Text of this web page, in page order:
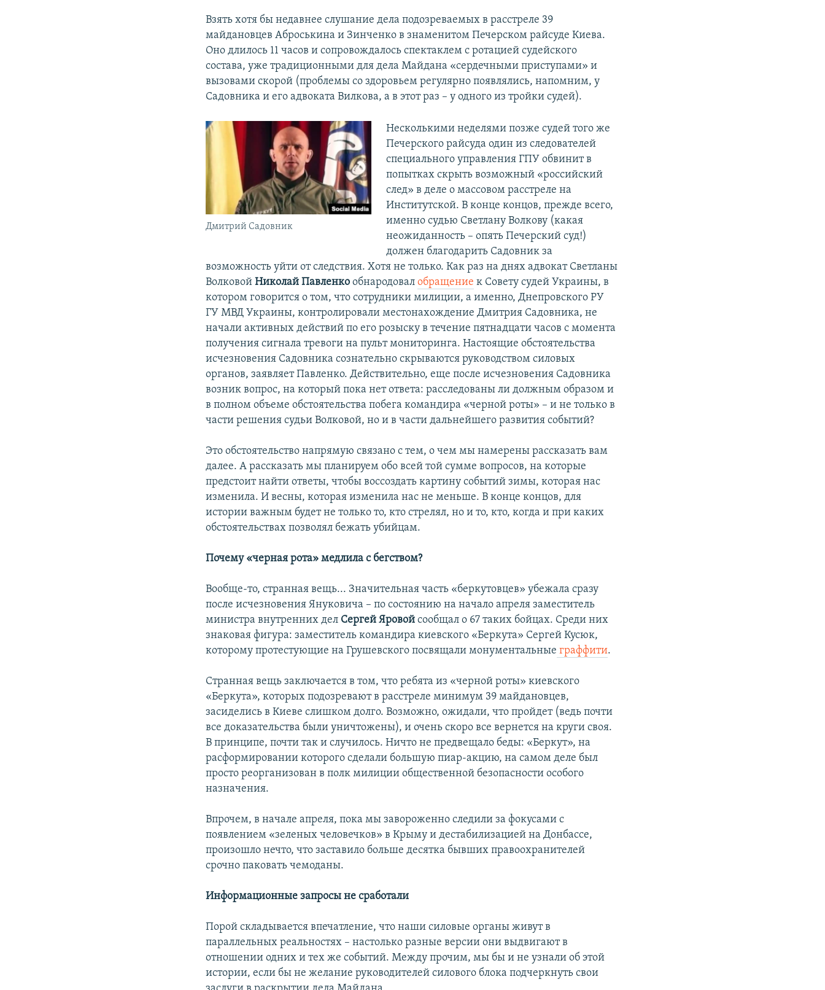
Взять хотя бы недавнее слушание дела подозреваемых в расстреле 39
майдановцев Аброськина и Зинченко в знаменитом Печерском райсуде Киева.
Оно длилось 11 часов и сопровождалось спектаклем с ротацией судейского
состава, уже традиционными для дела Майдана «сердечными приступами» и
вызовами скорой (проблемы со здоровьем регулярно появлялись, напомним, у
Садовника и его адвоката Вилкова, а в этот раз – у одного из тройки судей).
Дмитрий Садовник
Несколькими неделями позже судей того же
Печерского райсуда один из следователей
специального управления ГПУ обвинит в
попытках скрыть возможный «российский
след» в деле о массовом расстреле на
Институтской. В конце концов, прежде всего,
именно судью Светлану Волкову (какая
неожиданность – опять Печерский суд!)
должен благодарить Садовник за
возможность уйти от следствия. Хотя не только. Как раз на днях адвокат Светланы
ВолковойНиколай Павленко обнародовалобращение к Совету судей Украины, в
котором говорится о том, что сотрудники милиции, а именно, Днепровского РУ
ГУ МВД Украины, контролировали местонахождение Дмитрия Садовника, не
начали активных действий по его розыску в течение пятнадцати часов с момента
получения сигнала тревоги на пульт мониторинга. Настоящие обстоятельства
исчезновения Садовника сознательно скрываются руководством силовых
органов, заявляет Павленко. Действительно, еще после исчезновения Садовника
возник вопрос, на который пока нет ответа: расследованы ли должным образом и
в полном объеме обстоятельства побега командира «черной роты» – и не только в
части решения судьи Волковой, но и в части дальнейшего развития событий?
Это обстоятельство напрямую связано с тем, о чем мы намерены рассказать вам
далее. А рассказать мы планируем обо всей той сумме вопросов, на которые
предстоит найти ответы, чтобы воссоздать картину событий зимы, которая нас
изменила. И весны, которая изменила нас не меньше. В конце концов, для
истории важным будет не только то, кто стрелял, но и то, кто, когда и при каких
обстоятельствах позволял бежать убийцам.
Почему «черная рота» медлила с бегством?
Вообще-то, странная вещь... Значительная часть «беркутовцев» убежала сразу
после исчезновения Януковича – по состоянию на начало апреля заместитель
министра внутренних дел Сергей Яровой сообщал о 67 таких бойцах. Среди них
знаковая фигура: заместитель командира киевского «Беркута» Сергей Кусюк,
которому протестующие на Грушевского посвящали монументальные граффити.
Странная вещь заключается в том, что ребята из «черной роты» киевского
«Беркута», которых подозревают в расстреле минимум 39 майдановцев,
засиделись в Киеве слишком долго. Возможно, ожидали, что пройдет (ведь почти
все доказательства были уничтожены), и очень скоро все вернется на круги своя.
В принципе, почти так и случилось. Ничто не предвещало беды: «Беркут», на
расформировании которого сделали большую пиар-акцию, на самом деле был
просто реорганизован в полк милиции общественной безопасности особого
назначения.
Впрочем, в начале апреля, пока мы завороженно следили за фокусами с
появлением «зеленых человечков» в Крыму и дестабилизацией на Донбассе,
произошло нечто, что заставило больше десятка бывших правоохранителей
срочно паковать чемоданы.
Информационные запросы не сработали
Порой складывается впечатление, что наши силовые органы живут в
параллельных реальностях – настолько разные версии они выдвигают в
отношении одних и тех же событий. Между прочим, мы бы и не узнали об этой
истории, если бы не желание руководителей силового блока подчеркнуть свои